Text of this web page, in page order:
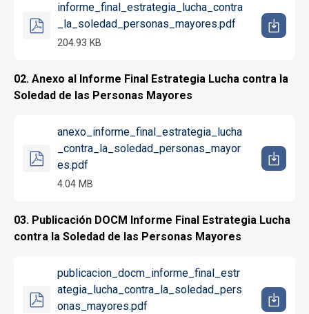
informe_final_estrategia_lucha_contra
_la_soledad_personas_mayores.pdf
204.93 KB
02. Anexo al Informe Final Estrategia Lucha contra la
Soledad de las Personas Mayores
anexo_informe_final_estrategia_lucha
_contra_la_soledad_personas_mayor
es.pdf
4.04 MB
03. Publicación DOCM Informe Final Estrategia Lucha
contra la Soledad de las Personas Mayores
publicacion_docm_informe_final_estr
ategia_lucha_contra_la_soledad_pers
onas_mayores.pdf